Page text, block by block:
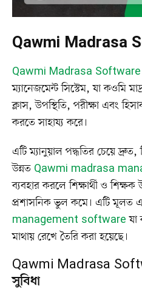
Qawmi Madrasa
Qawmi Madrasa Software
ম্যানেজমেন্ট সিস্টেম, যা কওমি
ক্লাস, উপস্থিতি, পরীক্ষা এবং
করতে সাহায্য করে।
এটি ম্যানুয়াল পদ্ধতির চেয়ে
উন্নত Qawmi madrasa
ব্যবহার করলে শিক্ষার্থী ও
প্রশাসনিক ভুল কমে। এটি মূলত
management software যা
মাথায় রেখে তৈরি করা হয়েছে।
Qawmi Madrasa
সুবিধা